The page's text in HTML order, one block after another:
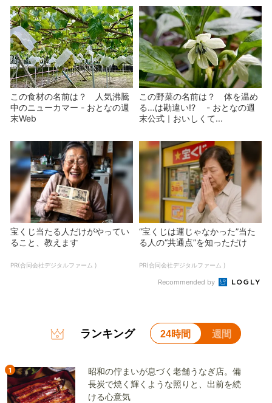
この食材の名前は？ 人気沸騰
中のニューカマー - おとなの週
末Web
この野菜の名前は？ 体を温め
る…は勘違い!? - おとなの週
末公式｜おいしくて...
宝くじ当たる人だけがやってい
ること、教えます
PR(合同会社デジタルファーム )
“宝くじは運じゃなかった”当た
る人の“共通点”を知っただけ
PR(合同会社デジタルファーム )
Recommended by
ランキング 24時間 週間
1
昭和の佇まいが息づく老舗うなぎ店。備
長炭で焼く輝くような照りと、出前を続
ける心意気